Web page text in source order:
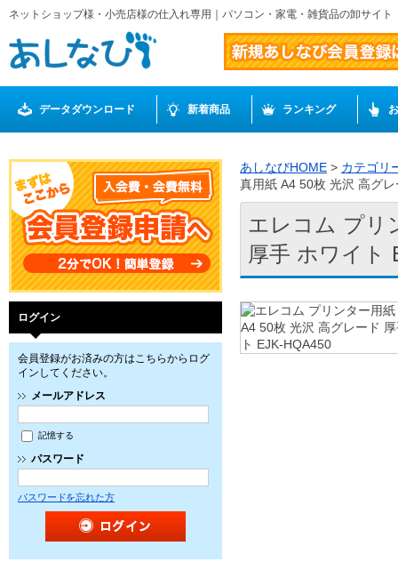
ネットショップ様・小売店様の仕入れ専用｜パソコン・家電・雑貨品の卸サイ
データダウンロード 新着商品 ランキング
ログイン
会員登録がお済みの方はこちらからログ
インしてください。
メールアドレス
記憶する
パスワード
パスワードを忘れた方
あしなびHOME > カテゴリ
真用紙 A4 50枚 光沢 高グ
エレコム プリ
厚手 ホワイト